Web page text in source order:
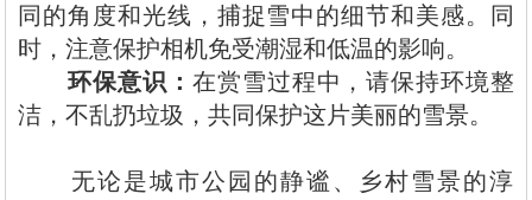
同的角度和光线，捕捉雪中的细节和美感。同
时，注意保护相机免受潮湿和低温的影响。
环保意识‌：在赏雪过程中，请保持环境整
洁，不乱扔垃圾，共同保护这片美丽的雪景。
无论是城市公园的静谧、乡村雪景的淳